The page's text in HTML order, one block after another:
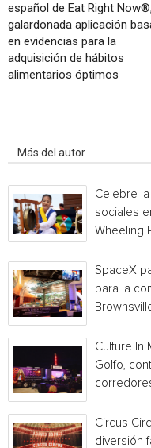
español de Eat Right
galardonada aplicación
en evidencias para la
adquisición de hábitos
alimentarios óptimos
Más del autor
Celebre
sociales
Wheeling
SpaceX
para la
Culture In
Golfo,
Circus
diversión